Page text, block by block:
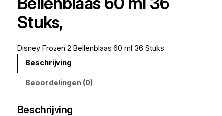
Stuks,
Disney Frozen 2 Bellenblaas 60 ml 36 Stuks
Beschrijving
Beoordelingen (0)
Beschrijving